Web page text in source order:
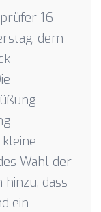
16
dem
Wahl der
dass
ein